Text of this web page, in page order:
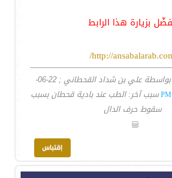
بزيارة هذا الرابط
http://
التعديل الأخير تم بواسطة علي بن شداد القحطاني ; 22-06-
سبب آخر: الطب عند بادية قحطان بسبب
سقوط حرف الدال